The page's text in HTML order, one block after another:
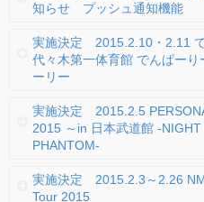
知らせ プッシュ通知機能
実施決定 2015.2.10・2.11
代々木第一体育館 でんぱーり
ーリー
実施決定 2015.2.5
2015 ～in 日本武道館 -
PHANTOM-
実施決定 2015.2.3～2.26
Tour 2015